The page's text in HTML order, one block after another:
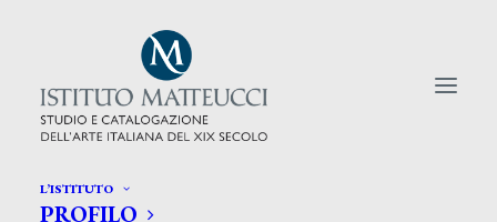
L’ISTITUTO
PROFILO